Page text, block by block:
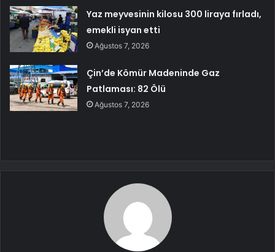
Yaz meyvesinin kilosu 300 liraya fırladı,
emekli isyan etti
Ağustos 7, 2026
Çin’de Kömür Madeninde Gaz
Patlaması: 82 Ölü
Ağustos 7, 2026